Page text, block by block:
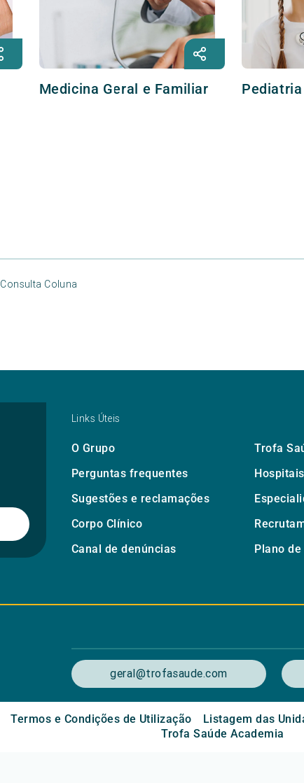
Medicina Geral e Familiar Pediatria
Consulta Coluna
Links Úteis
O Grupo Trofa
Perguntas frequentes
Hospitais
Sugestões e reclamações
Corpo Clínico
Canal de denúncias
Plano
geral@trofasaude.com
Termos e Condições de Utilização Listagem das
Trofa Saúde Academia